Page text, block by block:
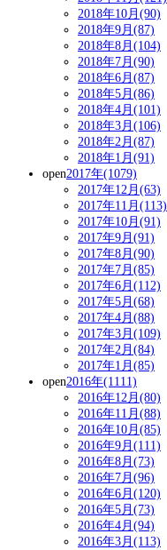
2018年10月(90)
2018年9月(87)
2018年8月(104)
2018年7月(90)
2018年6月(87)
2018年5月(86)
2018年4月(101)
2018年3月(106)
2018年2月(87)
2018年1月(91)
open2017年(1079)
2017年12月(63)
2017年11月(113)
2017年10月(91)
2017年9月(91)
2017年8月(90)
2017年7月(85)
2017年6月(112)
2017年5月(68)
2017年4月(88)
2017年3月(109)
2017年2月(84)
2017年1月(85)
open2016年(1111)
2016年12月(80)
2016年11月(88)
2016年10月(85)
2016年9月(111)
2016年8月(73)
2016年7月(96)
2016年6月(120)
2016年5月(73)
2016年4月(94)
2016年3月(113)